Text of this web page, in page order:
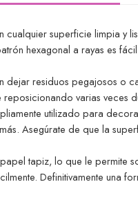
superficie limpia y
hexagonal a rayas es
residuos pegajosos o
varias veces
utilizado para
Asegúrate de que la
tapiz, lo que le permite
Definitivamente una